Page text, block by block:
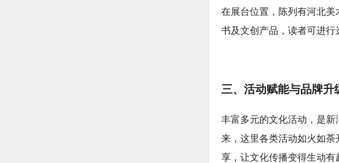
在展台位置，陈列有河北
书及文创产品，读者可进行
三、活动赋能与品牌
丰富多元的文化活动，是新
来，这里各类活动如火如
享，让文化传播变得生动有